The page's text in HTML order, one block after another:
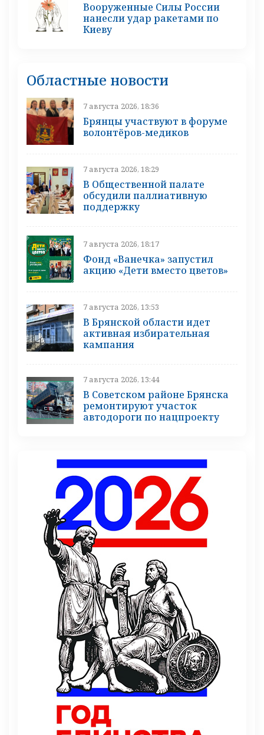
Вооруженные Силы России
нанесли удар ракетами по
Киеву
Областные новости
7 августа 2026, 18:36
Брянцы участвуют в форуме
волонтёров-медиков
7 августа 2026, 18:29
В Общественной палате
обсудили паллиативную
поддержку
7 августа 2026, 18:17
Фонд «Ванечка» запустил
акцию «Дети вместо цветов»
7 августа 2026, 13:53
В Брянской области идет
активная избирательная
кампания
7 августа 2026, 13:44
В Советском районе Брянска
ремонтируют участок
автодороги по нацпроекту